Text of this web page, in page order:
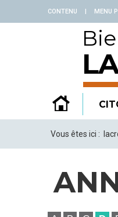
CONTENU | MENU
Vous êtes ici :